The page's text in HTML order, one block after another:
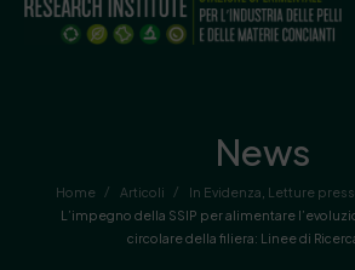
News
Home / Articoli / In Evidenza Letture
L’impegno della SSIP per alimentare
circolare della filiera: Linee di